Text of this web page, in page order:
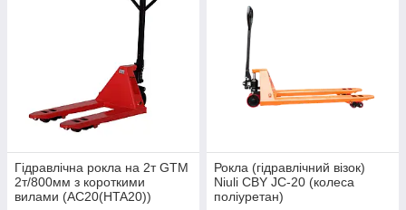
Гідравлічна рокла на 2т GTM
2т/800мм з короткими
вилами (AC20(HTA20))
Рокла (гідравлічний візок)
Niuli CBY JС-20 (колеса
поліуретан)